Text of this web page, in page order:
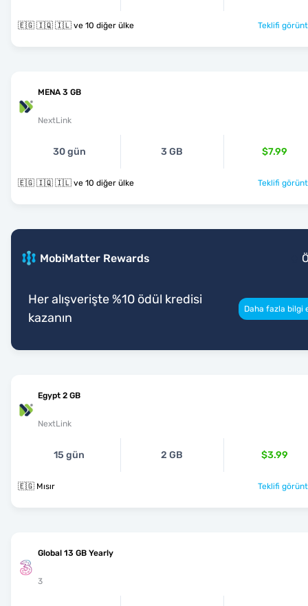
🇪🇬 🇮🇶 🇮🇱 ve 10 diğer ülke Teklifi
MENA 3 GB
NextLink
30 gün 3 GB $7.99
🇪🇬 🇮🇶 🇮🇱 ve 10 diğer ülke Teklifi
MobiMatter Rewards
Her alışverişte %10 ödül kredisi
kazanın
Daha fazla bilgi
Egypt 2 GB
NextLink
15 gün 2 GB $3.99
🇪🇬 Mısır Teklifi
Global 13 GB Yearly
3